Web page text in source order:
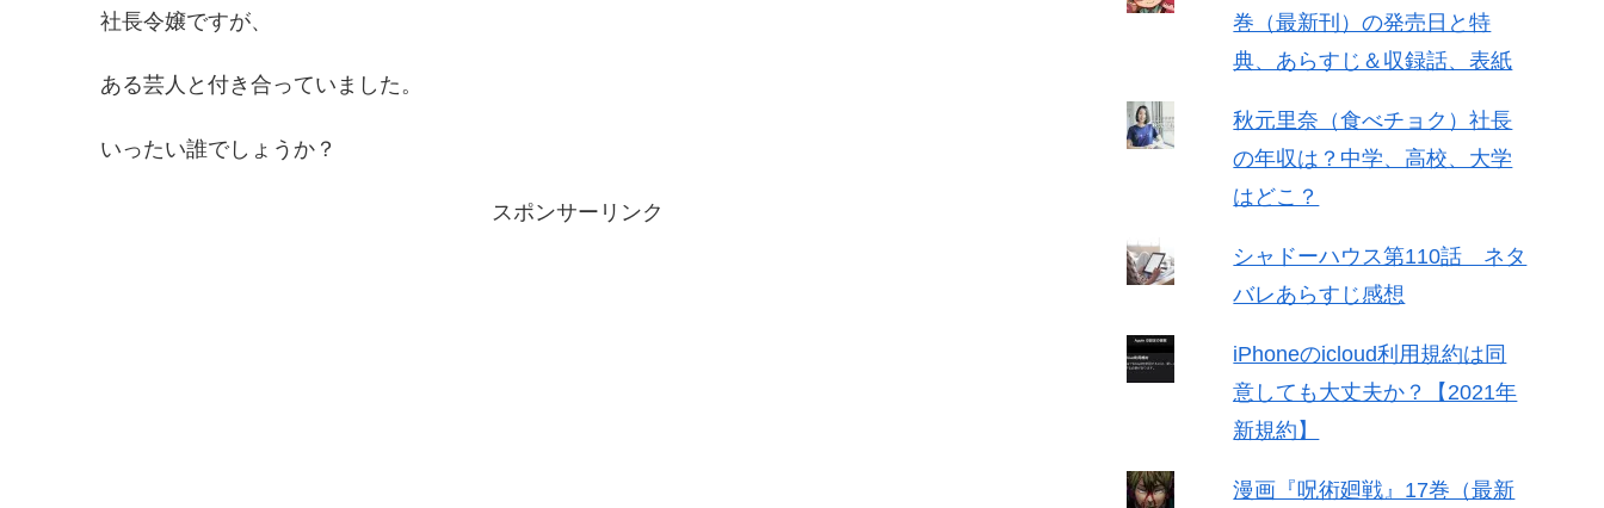
社長令嬢ですが、
ある芸人と付き合っていました。
いったい誰でしょうか？
スポンサーリンク
巻（最新刊）の発売日と特
典、あらすじ＆収録話、表紙
秋元里奈（食べチョク）社長
の年収は？中学、高校、大学
はどこ？
シャドーハウス第110話 ネタ
バレあらすじ感想
iPhoneのicloud利用規約は同
意しても大丈夫か？【2021年
新規約】
漫画『呪術廻戦』17巻（最新